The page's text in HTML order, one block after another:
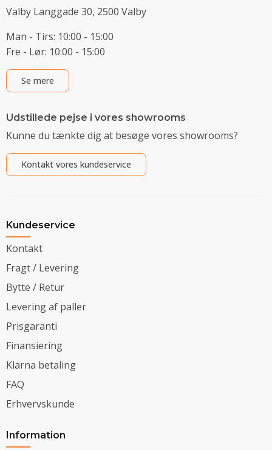
Valby Langgade 30, 2500 Valby
Man - Tirs: 10:00 - 15:00
Fre - Lør: 10:00 - 15:00
Se mere
Udstillede pejse i vores showrooms
Kunne du tænkte dig at besøge vores showrooms?
Kontakt vores kundeservice
Kundeservice
Kontakt
Fragt / Levering
Bytte / Retur
Levering af paller
Prisgaranti
Finansiering
Klarna betaling
FAQ
Erhvervskunde
Information